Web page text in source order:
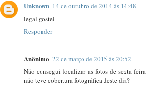
Unknown 14 de outubro de 2014 às 14:48
legal gostei
Responder
Anônimo 22 de março de 2015 às 20:52
Não consegui localizar as fotos de sexta
não teve cobertura fotográfica deste dia?